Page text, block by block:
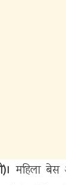
महिला बेस